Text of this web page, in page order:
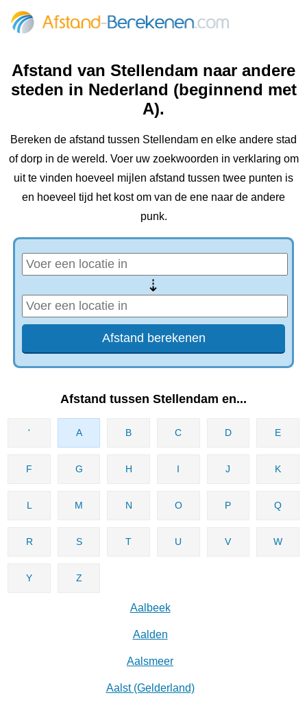
Afstand van Stellendam naar andere
steden in Nederland (beginnend met
A).
Bereken de afstand tussen Stellendam en elke andere stad
of dorp in de wereld. Voer uw zoekwoorden in verklaring om
uit te vinden hoeveel mijlen afstand tussen twee punten is
en hoeveel tijd het kost om van de ene naar de andere
punk.
⇢
Afstand tussen Stellendam en...
' A B C D E
F G H I J K
L M N O P Q
R S T U V W
Y Z
Aalbeek
Aalden
Aalsmeer
Aalst (Gelderland)